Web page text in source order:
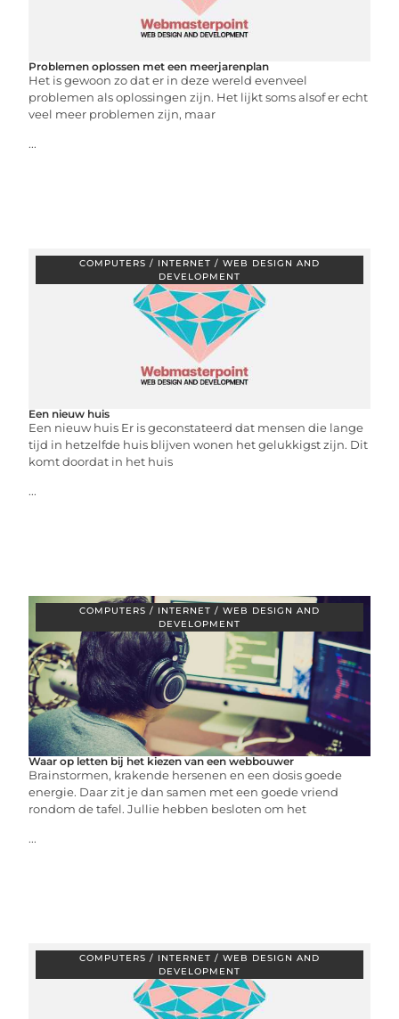
Problemen oplossen met een meerjarenplan
Het is gewoon zo dat er in deze wereld evenveel
problemen als oplossingen zijn. Het lijkt soms alsof er echt
veel meer problemen zijn, maar
...
COMPUTERS / INTERNET / WEB DESIGN AND
DEVELOPMENT
Een nieuw huis
Een nieuw huis Er is geconstateerd dat mensen die lange
tijd in hetzelfde huis blijven wonen het gelukkigst zijn. Dit
komt doordat in het huis
...
COMPUTERS / INTERNET / WEB DESIGN AND
DEVELOPMENT
Waar op letten bij het kiezen van een webbouwer
Brainstormen, krakende hersenen en een dosis goede
energie. Daar zit je dan samen met een goede vriend
rondom de tafel. Jullie hebben besloten om het
...
COMPUTERS / INTERNET / WEB DESIGN AND
DEVELOPMENT